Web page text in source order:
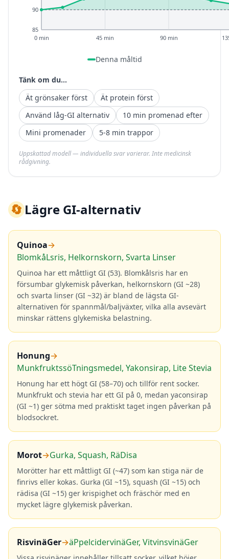
85
90
0 min 45 min 90 min
Denna måltid
Tänk om du...
Ät grönsaker först
Ät protein först
Använd låg-GI alternativ
10 min promenad efter
Mini promenader
5-8 min trappor
Uppskattad modell — individuella svar varierar. Inte medicinsk
rådgivning.
🔄Lägre GI-alternativ
Quinoa→
BlomkåLsris, Helkornskorn, Svarta Linser
Quinoa har ett måttligt GI (53). Blomkålsris har en
försumbar glykemisk påverkan, helkornskorn (GI ~28)
och svarta linser (GI ~32) är bland de lägsta GI-
alternativen för spannmål/baljväxter, vilka alla avsevärt
minskar rättens glykemiska belastning.
Honung→
MunkfruktssöTningsmedel, Yakonsirap, Lite Stevia
Honung har ett högt GI (58–70) och tillför rent socker.
Munkfrukt och stevia har ett GI på 0, medan yaconsirap
(GI ~1) ger sötma med praktiskt taget ingen påverkan på
blodsockret.
Morot→Gurka, Squash, RäDisa
Morötter har ett måttligt GI (~47) som kan stiga när de
finrivs eller kokas. Gurka (GI ~15), squash (GI ~15) och
rädisa (GI ~15) ger krispighet och fräschör med en
mycket lägre glykemisk påverkan.
RisvinäGer→äPpelcidervinäGer, VitvinsvinäGer